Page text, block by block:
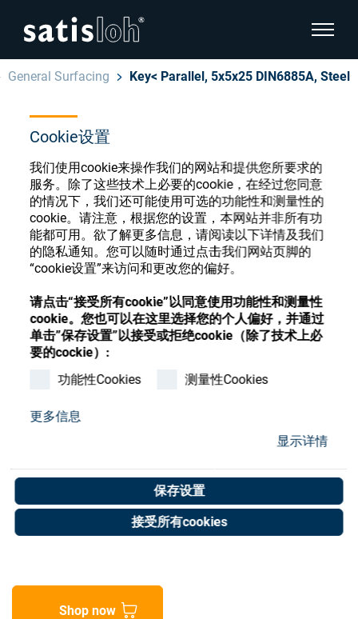
Cookie设置
我们使用cookie来操作我们的网站和提供您所要求的
服务。除了这些技术上必要的cookie，在经过您同意
的情况下，我们还可能使用可选的功能性和测量性的
cookie。请注意，根据您的设置，本网站并非所有功
能都可用。欲了解更多信息，请阅读以下详情及我们
的隐私通知。您可以随时通过点击我们网站页脚的
“cookie设置”来访问和更改您的偏好。
请点击“接受所有cookie”以同意使用功能性和测量性
cookie。您也可以在这里选择您的个人偏好，并通过
单击”保存设置”以接受或拒绝cookie（除了技术上必
要的cockie）:
功能性Cookies
测量性Cookies
更多信息
显示详情
保存设置
接受所有cookies
显示页
汉语
眼镜光学
精密光学
我们是谁
加入我们
隐藏页面导航
English
Deutsch
Español
Français
General Surfacing Key< Parallel, 5x5x25 DIN6885A, Steel
眼镜光学耗材商店
注册或登录以访问您的帐户，并了解我们的各
种眼镜光学耗材
注册 登录
Key< Parallel, 5x5x25
DIN6885A, Steel
Art. No. 35001130
Unit of measure : Piece
Shop now